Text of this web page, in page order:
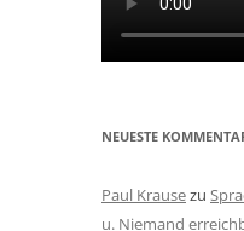
NEUESTE
Paul Krausezu
u. Niemand